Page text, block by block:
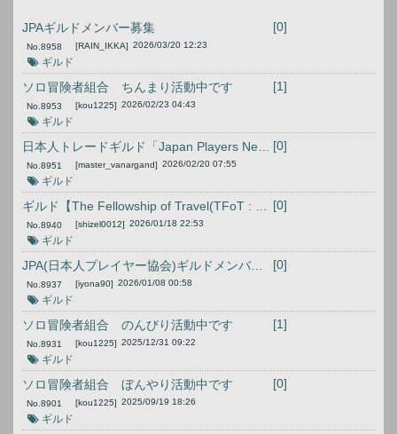
No. 8958
JPAギルドメンバー募集 [0]
[RAIN_IKKA] 2026/03/20 12:23
ギルド
No. 8953
ソロ冒険者組合 ちんまり活動中です [1]
[kou1225] 2026/02/23 04:43
ギルド
No. 8951
[0]
[master_vanargand] 2026/02/20 07:55
ギルド
No. 8940
[0]
[shizel0012] 2026/01/18 22:53
ギルド
No. 8937
JPA(日本人プレイヤー協会)ギルドメンバー募集 [0]
[iyona90] 2026/01/08 00:58
ギルド
No. 8931
ソロ冒険者組合 のんびり活動中です [1]
[kou1225] 2025/12/31 09:22
ギルド
No. 8901
ソロ冒険者組合 ぼんやり活動中です [0]
[kou1225] 2025/09/19 18:26
ギルド